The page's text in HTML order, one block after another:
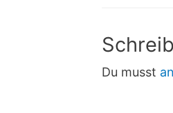
Du musst